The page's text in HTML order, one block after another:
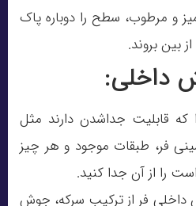
و مرطوب، سطح را دوباره پاک
بین بروند.
داخلی:
قابلیت جداشدن دارند مثل
فر، طبقات موجود و هر چیز
را از آن جدا کنید.
داخلی فر از ترکیب سرکه، جوش